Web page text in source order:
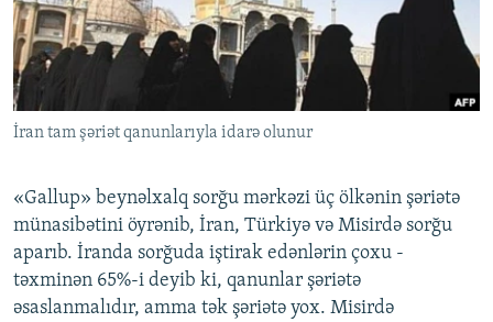
İNFOQRAFIKA
KARIKATURA
AZƏRBAYCAN ƏDƏBIYYATI KITABXANASI
İSLAM VƏ DEMOKRATIYA
İZ - MƏDƏNIYYƏT PROQRAMI
MISSIYAMIZ
PEŞƏ ETIKASI VƏ JURNALISTIKA STANDARTLARIMIZ
MATERIALLARIMIZDAN ISTIFADƏ
AZADLIQRADIOSU MOBIL TELEFONUNUZDA
XƏBƏR BÜLLETENLƏRIMIZ
BIZI IZLƏ
RFE/RL-in bütün saytları
İran tam şəriət qanunlarıyla idarə olunur
«Gallup» beynəlxalq sorğu mərkəzi üç ölkənin şəriətə
münasibətini öyrənib, İran, Türkiyə və Misirdə sorğu
aparıb. İranda sorğuda iştirak edənlərin çoxu -
təxminən 65%-i deyib ki, qanunlar şəriətə
əsaslanmalıdır, amma tək şəriətə yox. Misirdə